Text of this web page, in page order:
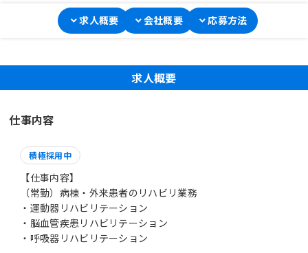
求人概要 会社概要 応募方法
求人概要
仕事内容
積極採用中
【仕事内容】
（常勤）病棟・外来患者のリハビリ業務
・運動器リハビリテーション
・脳血管疾患リハビリテーション
・呼吸器リハビリテーション